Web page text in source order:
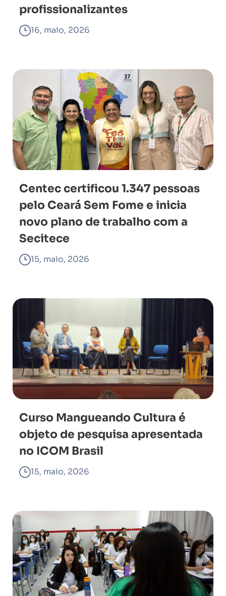
profissionalizantes
16, maio, 2026
Centec certificou 1.347 pessoas
pelo Ceará Sem Fome e inicia
novo plano de trabalho com a
Secitece
15, maio, 2026
Curso Mangueando Cultura é
objeto de pesquisa apresentada
no ICOM Brasil
15, maio, 2026